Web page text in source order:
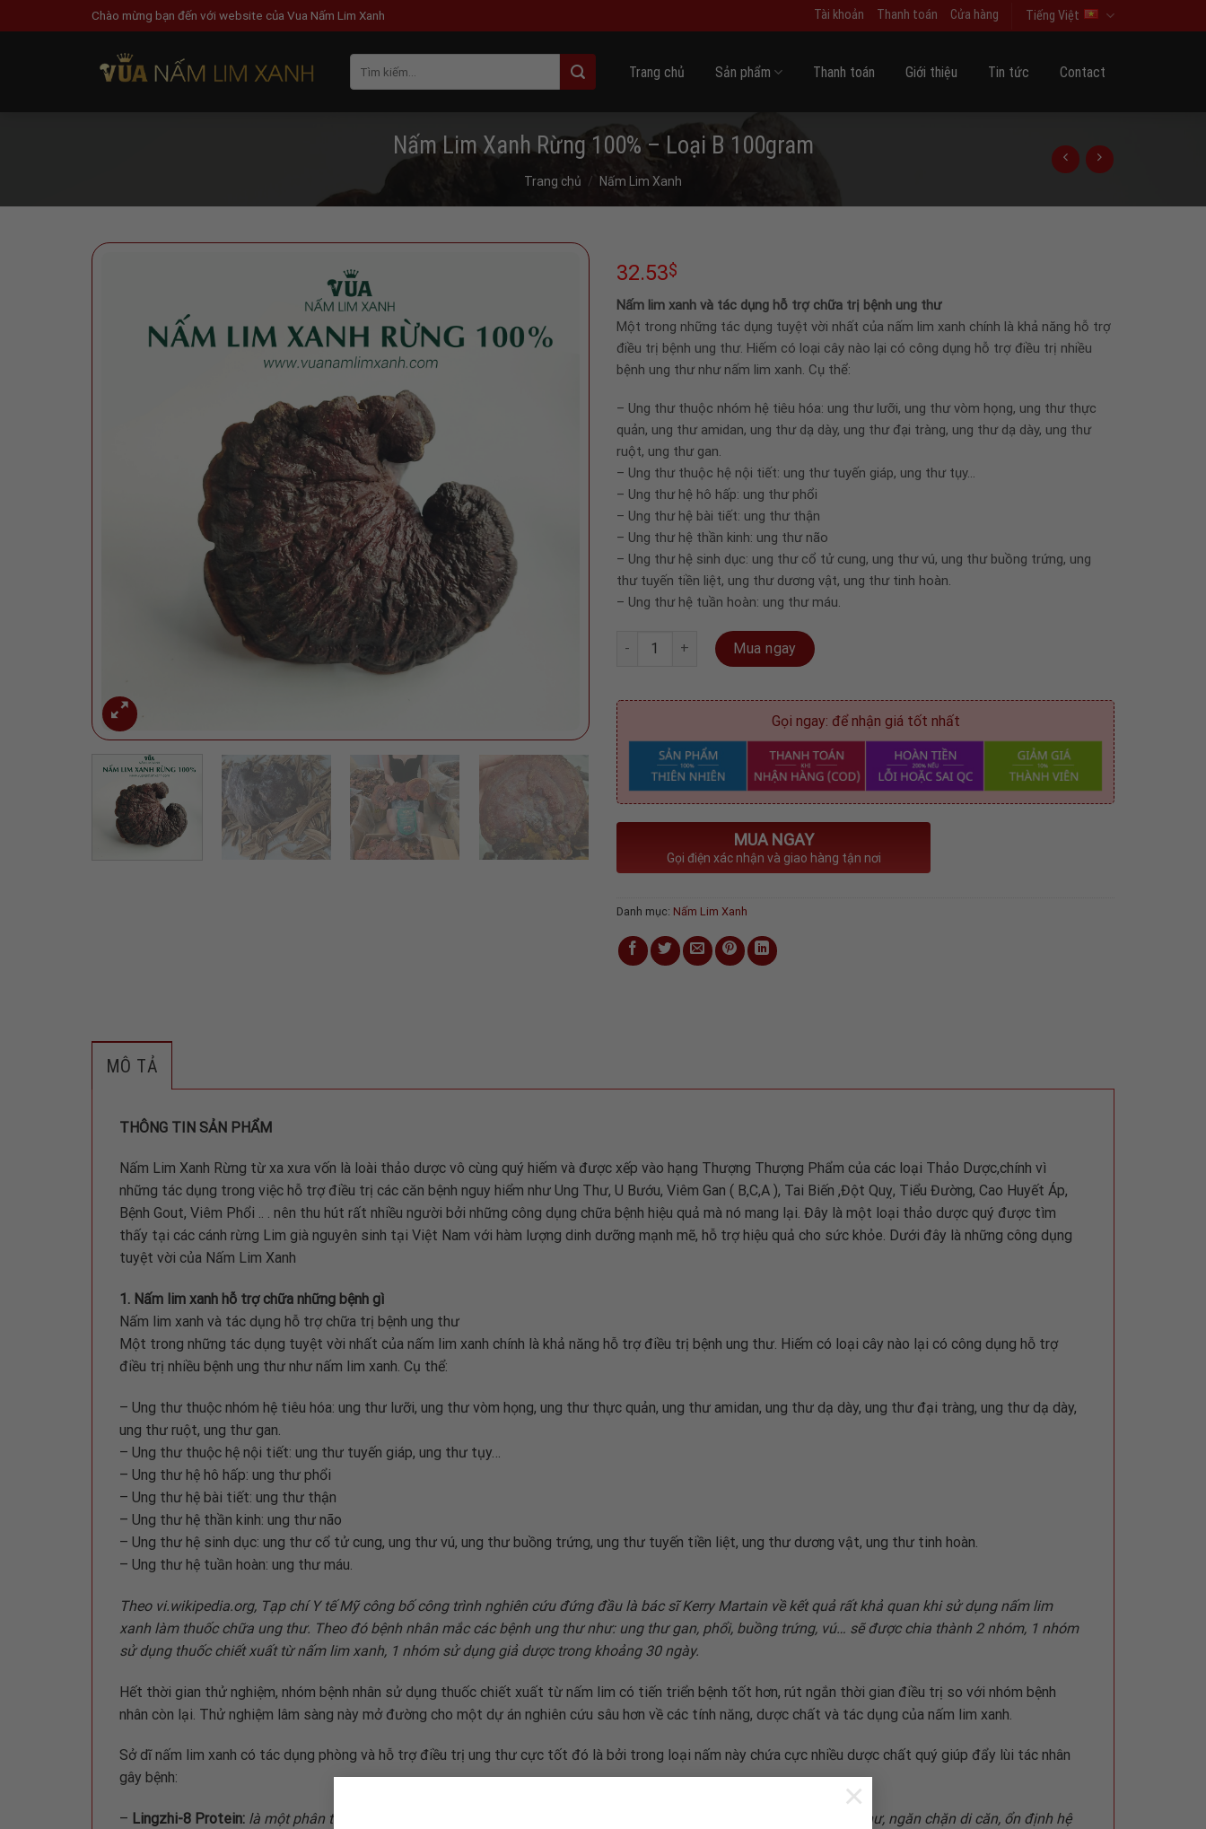
×
to
Chào mừng bạn đến với website của Vua Nấm Lim Xanh Tài khoản Thanh toán Cửa hàng Tiếng Việt
kiếm:
Trang chủ Sản phẩm Thanh toán Giới thiệu Tin tức Contact
Nấm Lim Xanh Rừng 100% – Loại B 100gram
Trang chủ / Nấm Lim Xanh
32.53$
Nấm lim xanh và tác dụng hỗ trợ chữa trị bệnh ung thư
Một trong những tác dụng tuyệt vời nhất của nấm lim xanh chính là khả năng hỗ trợ
điều trị bệnh ung thư. Hiếm có loại cây nào lại có công dụng hỗ trợ điều trị nhiều
bệnh ung thư như nấm lim xanh. Cụ thể:
– Ung thư thuộc nhóm hệ tiêu hóa: ung thư lưỡi, ung thư vòm họng, ung thư thực
quản, ung thư amidan, ung thư dạ dày, ung thư đại tràng, ung thư dạ dày, ung thư
ruột, ung thư gan.
– Ung thư thuộc hệ nội tiết: ung thư tuyến giáp, ung thư tụy…
– Ung thư hệ hô hấp: ung thư phổi
– Ung thư hệ bài tiết: ung thư thận
– Ung thư hệ thần kinh: ung thư não
– Ung thư hệ sinh dục: ung thư cổ tử cung, ung thư vú, ung thư buồng trứng, ung
thư tuyến tiền liệt, ung thư dương vật, ung thư tinh hoàn.
– Ung thư hệ tuần hoàn: ung thư máu.
Nấm Lim Xanh Rừng 100% - Loại B 100gram số lượng
Mua ngay
Gọi ngay: để nhận giá tốt nhất
MUA NGAY
Gọi điện xác nhận và giao hàng tận nơi
Danh mục: Nấm Lim Xanh
MÔ TẢ
THÔNG TIN SẢN PHẨM
Nấm Lim Xanh Rừng từ xa xưa vốn là loài thảo dược vô cùng quý hiếm và được xếp vào hạng Thượng Thượng Phẩm của các loại Thảo Dược,chính vì
những tác dụng trong việc hỗ trợ điều trị các căn bệnh nguy hiểm như Ung Thư, U Bướu, Viêm Gan ( B,C,A ), Tai Biến ,Đột Quỵ, Tiểu Đường, Cao Huyết Áp,
Bệnh Gout, Viêm Phổi .. . nên thu hút rất nhiều người bởi những công dụng chữa bệnh hiệu quả mà nó mang lại. Đây là một loại thảo dược quý được tìm
thấy tại các cánh rừng Lim già nguyên sinh tại Việt Nam với hàm lượng dinh dưỡng mạnh mẽ, hỗ trợ hiệu quả cho sức khỏe. Dưới đây là những công dụng
tuyệt vời của Nấm Lim Xanh
1. Nấm lim xanh hỗ trợ chữa những bệnh gì
Nấm lim xanh và tác dụng hỗ trợ chữa trị bệnh ung thư
Một trong những tác dụng tuyệt vời nhất của nấm lim xanh chính là khả năng hỗ trợ điều trị bệnh ung thư. Hiếm có loại cây nào lại có công dụng hỗ trợ
điều trị nhiều bệnh ung thư như nấm lim xanh. Cụ thể:
– Ung thư thuộc nhóm hệ tiêu hóa: ung thư lưỡi, ung thư vòm họng, ung thư thực quản, ung thư amidan, ung thư dạ dày, ung thư đại tràng, ung thư dạ dày,
ung thư ruột, ung thư gan.
– Ung thư thuộc hệ nội tiết: ung thư tuyến giáp, ung thư tụy…
– Ung thư hệ hô hấp: ung thư phổi
– Ung thư hệ bài tiết: ung thư thận
– Ung thư hệ thần kinh: ung thư não
– Ung thư hệ sinh dục: ung thư cổ tử cung, ung thư vú, ung thư buồng trứng, ung thư tuyến tiền liệt, ung thư dương vật, ung thư tinh hoàn.
– Ung thư hệ tuần hoàn: ung thư máu.
Theo vi.wikipedia.org, Tạp chí Y tế Mỹ công bố công trình nghiên cứu đứng đầu là bác sĩ Kerry Martain về kết quả rất khả quan khi sử dụng nấm lim
xanh làm thuốc chữa ung thư. Theo đó bệnh nhân mắc các bệnh ung thư như: ung thư gan, phổi, buồng trứng, vú… sẽ được chia thành 2 nhóm, 1 nhóm
sử dụng thuốc chiết xuất từ nấm lim xanh, 1 nhóm sử dụng giả dược trong khoảng 30 ngày.
Hết thời gian thử nghiệm, nhóm bệnh nhân sử dụng thuốc chiết xuất từ nấm lim có tiến triển bệnh tốt hơn, rút ngắn thời gian điều trị so với nhóm bệnh
nhân còn lại. Thử nghiệm lâm sàng này mở đường cho một dự án nghiên cứu sâu hơn về các tính năng, dược chất và tác dụng của nấm lim xanh.
Sở dĩ nấm lim xanh có tác dụng phòng và hỗ trợ điều trị ung thư cực tốt đó là bởi trong loại nấm này chứa cực nhiều dược chất quý giúp đẩy lùi tác nhân
gây bệnh:
– Lingzhi-8 Protein: là một phân tử protein, có khả năng phòng chống ung thư, kìm hãm sự phát triển của tế bào ung thư, ngăn chặn di căn, ổn định hệ